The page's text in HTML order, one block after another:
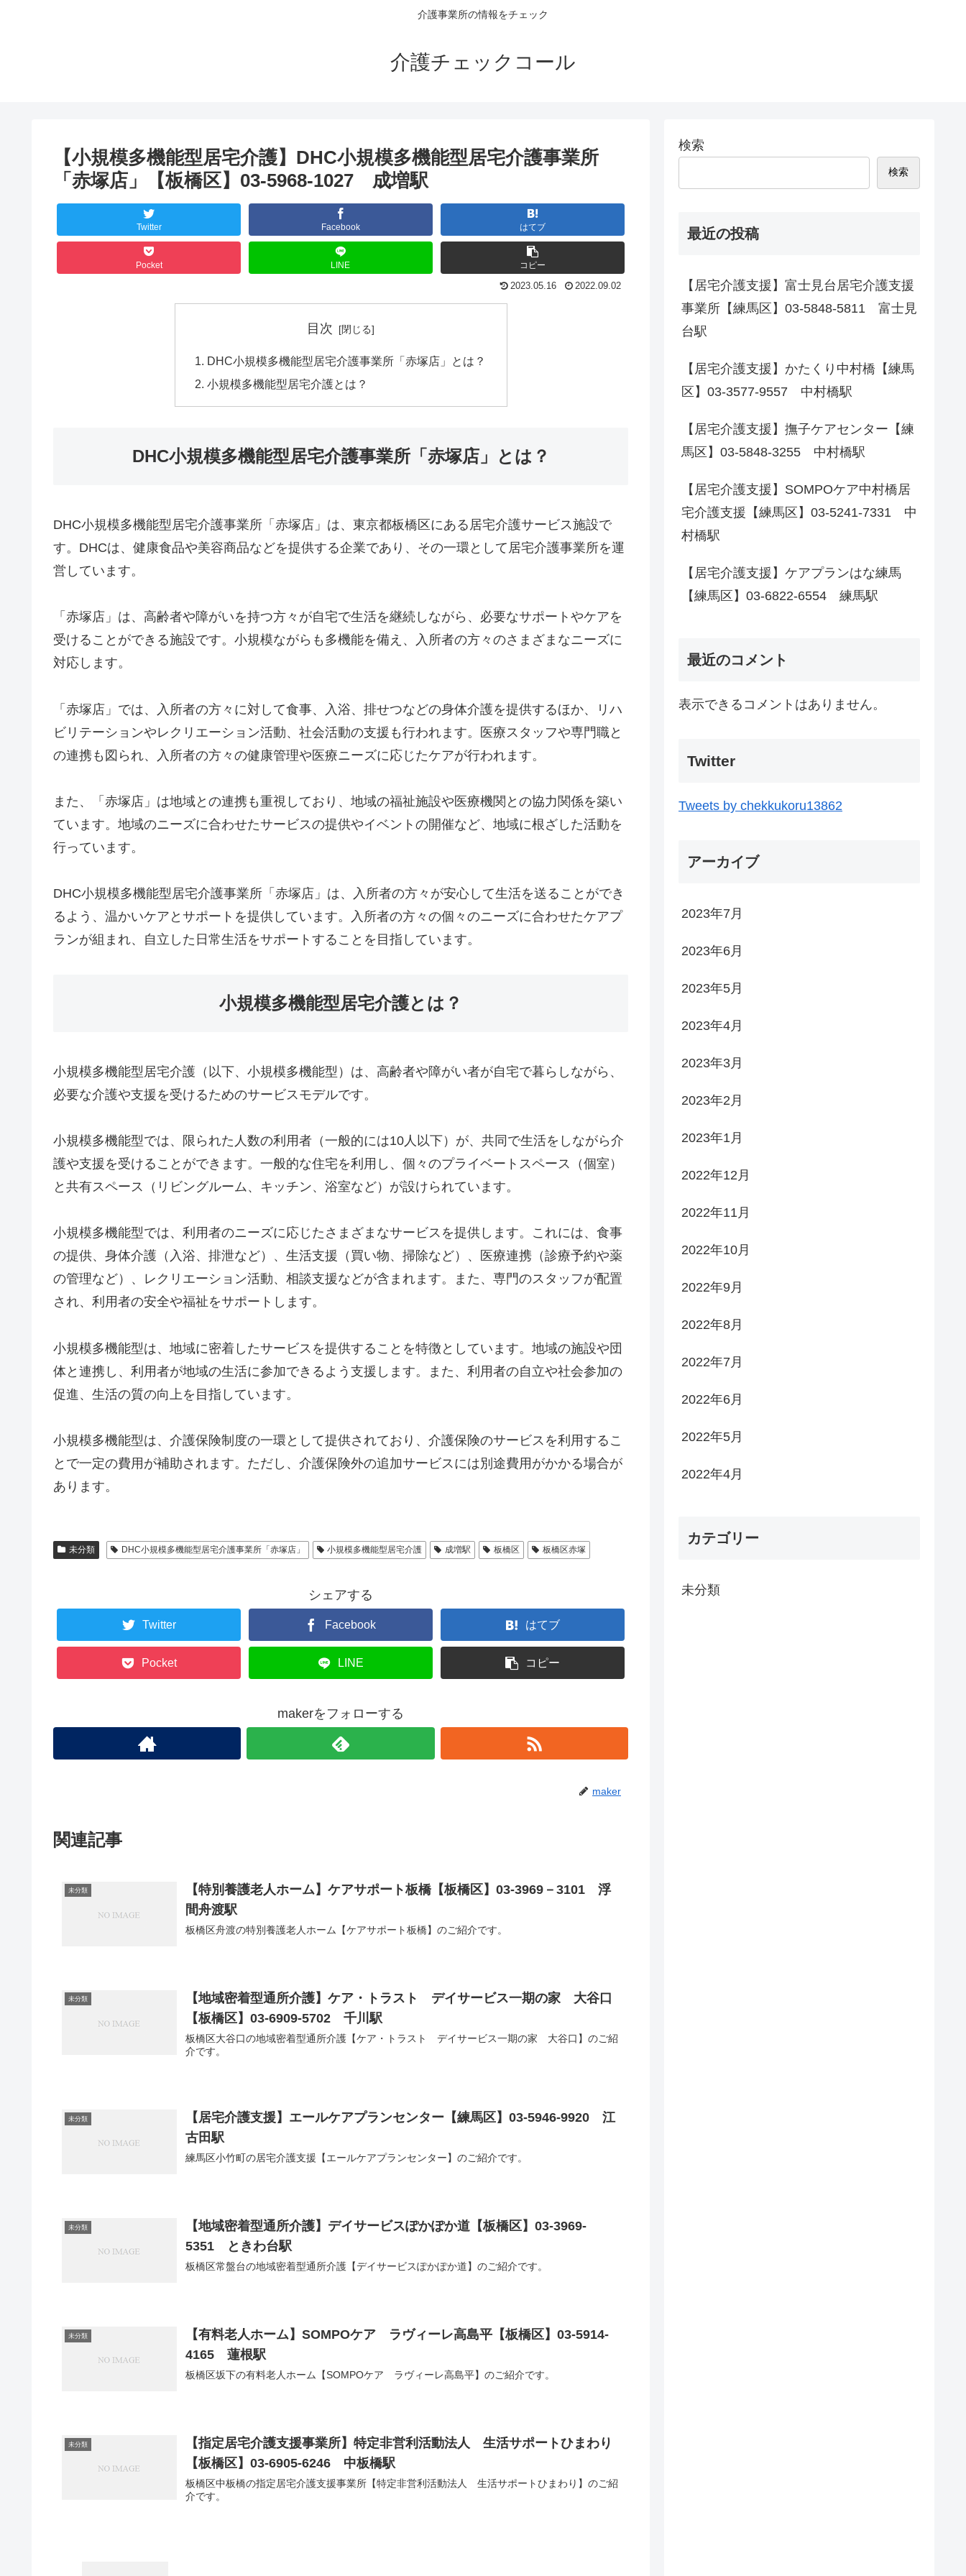
介護事業所の情報をチェック
介護チェックコール
【小規模多機能型居宅介護】DHC小規模多機能型居宅介護事業所
「赤塚店」【板橋区】03-5968-1027 成増駅
Twitter Facebook はてブ
Pocket LINE コピー
2023.05.16 2022.09.02
目次
DHC小規模多機能型居宅介護事業所「赤塚店」とは？
小規模多機能型居宅介護とは？
DHC小規模多機能型居宅介護事業所「赤塚店」とは？
DHC小規模多機能型居宅介護事業所「赤塚店」は、東京都板橋区にある居宅介護サービス施設で
す。DHCは、健康食品や美容商品などを提供する企業であり、その一環として居宅介護事業所を運
営しています。
「赤塚店」は、高齢者や障がいを持つ方々が自宅で生活を継続しながら、必要なサポートやケアを
受けることができる施設です。小規模ながらも多機能を備え、入所者の方々のさまざまなニーズに
対応します。
「赤塚店」では、入所者の方々に対して食事、入浴、排せつなどの身体介護を提供するほか、リハ
ビリテーションやレクリエーション活動、社会活動の支援も行われます。医療スタッフや専門職と
の連携も図られ、入所者の方々の健康管理や医療ニーズに応じたケアが行われます。
また、「赤塚店」は地域との連携も重視しており、地域の福祉施設や医療機関との協力関係を築い
ています。地域のニーズに合わせたサービスの提供やイベントの開催など、地域に根ざした活動を
行っています。
DHC小規模多機能型居宅介護事業所「赤塚店」は、入所者の方々が安心して生活を送ることができ
るよう、温かいケアとサポートを提供しています。入所者の方々の個々のニーズに合わせたケアプ
ランが組まれ、自立した日常生活をサポートすることを目指しています。
小規模多機能型居宅介護とは？
小規模多機能型居宅介護（以下、小規模多機能型）は、高齢者や障がい者が自宅で暮らしながら、
必要な介護や支援を受けるためのサービスモデルです。
小規模多機能型では、限られた人数の利用者（一般的には10人以下）が、共同で生活をしながら介
護や支援を受けることができます。一般的な住宅を利用し、個々のプライベートスペース（個室）
と共有スペース（リビングルーム、キッチン、浴室など）が設けられています。
小規模多機能型では、利用者のニーズに応じたさまざまなサービスを提供します。これには、食事
の提供、身体介護（入浴、排泄など）、生活支援（買い物、掃除など）、医療連携（診療予約や薬
の管理など）、レクリエーション活動、相談支援などが含まれます。また、専門のスタッフが配置
され、利用者の安全や福祉をサポートします。
小規模多機能型は、地域に密着したサービスを提供することを特徴としています。地域の施設や団
体と連携し、利用者が地域の生活に参加できるよう支援します。また、利用者の自立や社会参加の
促進、生活の質の向上を目指しています。
小規模多機能型は、介護保険制度の一環として提供されており、介護保険のサービスを利用するこ
とで一定の費用が補助されます。ただし、介護保険外の追加サービスには別途費用がかかる場合が
あります。
未分類 DHC小規模多機能型居宅介護事業所「赤塚店」 小規模多機能型居宅介護 成増駅 板橋区 板橋区赤塚
シェアする
Twitter Facebook はてブ
Pocket LINE コピー
makerをフォローする
maker
関連記事
未分類
【特別養護老人ホーム】ケアサポート板橋【板橋区】03-3969－3101 浮
間舟渡駅
板橋区舟渡の特別養護老人ホーム【ケアサポート板橋】のご紹介です。
未分類
【地域密着型通所介護】ケア・トラスト デイサービス一期の家 大谷口
【板橋区】03-6909-5702 千川駅
板橋区大谷口の地域密着型通所介護【ケア・トラスト デイサービス一期の家 大谷口】のご紹
介です。
未分類
【居宅介護支援】エールケアプランセンター【練馬区】03-5946-9920 江
古田駅
練馬区小竹町の居宅介護支援【エールケアプランセンター】のご紹介です。
未分類
【地域密着型通所介護】デイサービスぽかぽか道【板橋区】03-3969-
5351 ときわ台駅
板橋区常盤台の地域密着型通所介護【デイサービスぽかぽか道】のご紹介です。
未分類
【有料老人ホーム】SOMPOケア ラヴィーレ高島平【板橋区】03-5914-
4165 蓮根駅
板橋区坂下の有料老人ホーム【SOMPOケア ラヴィーレ高島平】のご紹介です。
未分類
【指定居宅介護支援事業所】特定非営利活動法人 生活サポートひまわり
【板橋区】03-6905-6246 中板橋駅
板橋区中板橋の指定居宅介護支援事業所【特定非営利活動法人 生活サポートひまわり】のご紹
介です。
検索
検索
最近の投稿
【居宅介護支援】富士見台居宅介護支援
事業所【練馬区】03-5848-5811 富士見
台駅
【居宅介護支援】かたくり中村橋【練馬
区】03-3577-9557 中村橋駅
【居宅介護支援】撫子ケアセンター【練
馬区】03-5848-3255 中村橋駅
【居宅介護支援】SOMPOケア中村橋居
宅介護支援【練馬区】03-5241-7331 中
村橋駅
【居宅介護支援】ケアプランはな練馬
【練馬区】03-6822-6554 練馬駅
最近のコメント
表示できるコメントはありません。
Twitter
Tweets by chekkukoru13862
アーカイブ
2023年7月
2023年6月
2023年5月
2023年4月
2023年3月
2023年2月
2023年1月
2022年12月
2022年11月
2022年10月
2022年9月
2022年8月
2022年7月
2022年6月
2022年5月
2022年4月
カテゴリー
未分類